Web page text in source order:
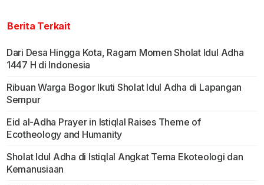
Berita Terkait
Dari Desa Hingga Kota, Ragam Momen Sholat Idul Adha
1447 H di Indonesia
Ribuan Warga Bogor Ikuti Sholat Idul Adha di Lapangan
Sempur
Eid al-Adha Prayer in Istiqlal Raises Theme of
Ecotheology and Humanity
Sholat Idul Adha di Istiqlal Angkat Tema Ekoteologi dan
Kemanusiaan